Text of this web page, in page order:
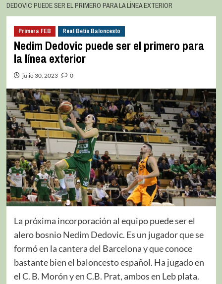
DEDOVIC PUEDE SER EL PRIMERO PARA LA LÍNEA EXTERIOR
Primera FEB Real Betis Baloncesto
Nedim Dedovic puede ser el primero para
la línea exterior
julio 30, 2023 0
La próxima incorporación al equipo puede ser el
alero bosnio Nedim Dedovic. Es un jugador que se
formó en la cantera del Barcelona y que conoce
bastante bien el baloncesto español. Ha jugado en
el C. B. Morón y en C.B. Prat, ambos en Leb plata.